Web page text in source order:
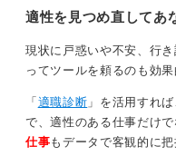
就活を辞めてしまった
動を継続することで可
に取り組んでいきまし
適性を見つめ直してあ
現状に戸惑いや不安、行
ってツールを頼るのも効果
「 適職診断 」を活用すれ
で、適性のある仕事だけで
仕事もデータで客観的に把